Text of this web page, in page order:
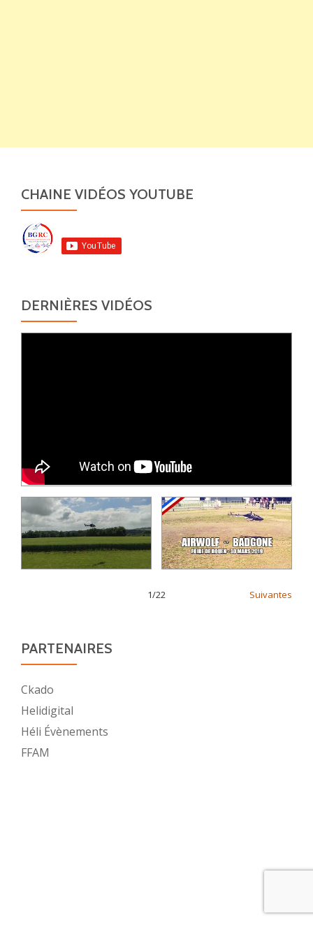
CHAINE VIDÉOS YOUTUBE
DERNIÈRES VIDÉOS
1/22 Suivantes
PARTENAIRES
Ckado
Helidigital
Héli Évènements
FFAM